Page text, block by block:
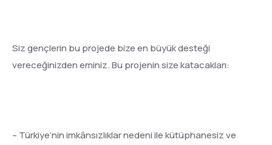
Siz gençlerin bu projede bize en büyük desteği
vereceğinizden eminiz. Bu projenin size katacakları:
– Türkiye’nin imkânsızlıklar nedeni ile kütüphanesiz ve